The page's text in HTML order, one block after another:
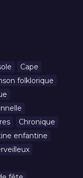
Cape
folklorique
Chronique
enfantine